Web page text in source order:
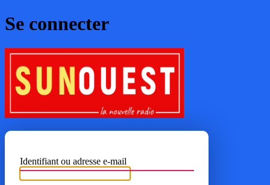
Se connecter
Identifiant ou adresse e-mail